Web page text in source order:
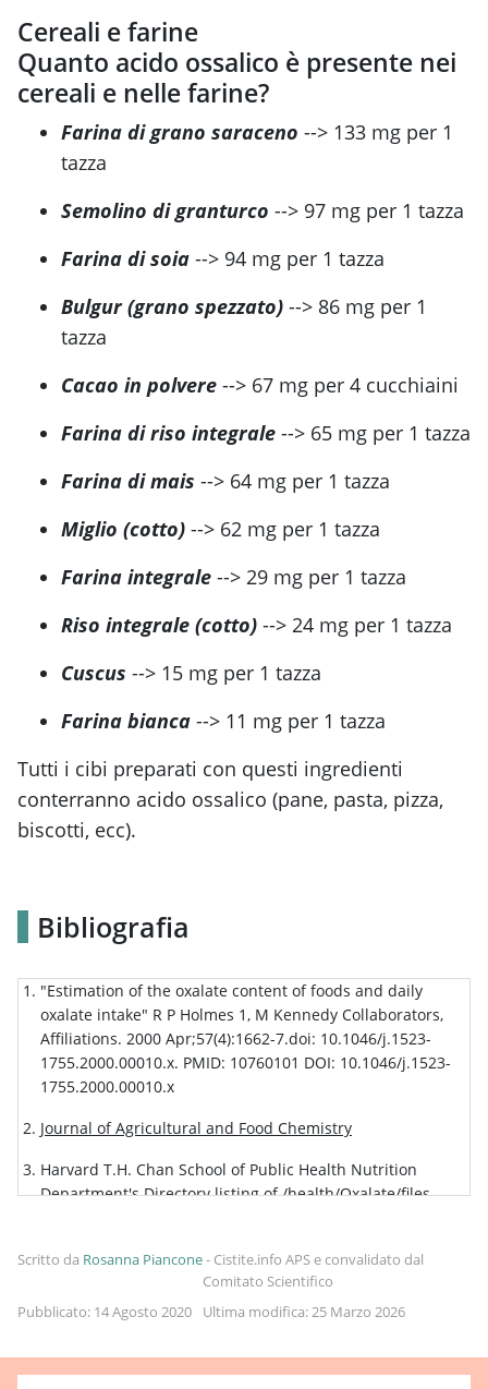
Cereali e farine
Quanto acido ossalico è presente nei
cereali e nelle farine?
Farina di grano saraceno --> 133 mg per 1
tazza
Semolino di granturco --> 97 mg per 1 tazza
Farina di soia --> 94 mg per 1 tazza
Bulgur (grano spezzato) --> 86 mg per 1
tazza
Cacao in polvere --> 67 mg per 4 cucchiaini
Farina di riso integrale --> 65 mg per 1 tazza
Farina di mais --> 64 mg per 1 tazza
Miglio (cotto) --> 62 mg per 1 tazza
Farina integrale --> 29 mg per 1 tazza
Riso integrale (cotto) --> 24 mg per 1 tazza
Cuscus --> 15 mg per 1 tazza
Farina bianca --> 11 mg per 1 tazza
Tutti i cibi preparati con questi ingredienti
conterranno acido ossalico (pane, pasta, pizza,
biscotti, ecc).
Bibliografia
"Estimation of the oxalate content of foods and daily
oxalate intake" R P Holmes 1, M Kennedy Collaborators,
Affiliations. 2000 Apr;57(4):1662-7.doi: 10.1046/j.1523-
1755.2000.00010.x. PMID: 10760101 DOI: 10.1046/j.1523-
1755.2000.00010.x
Journal of Agricultural and Food Chemistry
Harvard T.H. Chan School of Public Health Nutrition
Department's Directory listing of /health/Oxalate/files
content" Weiwen Chai 1 , Michael Liebman Affiliations.
2005 Apr 20;53(8):3027-30. doi: 10.1021/jf048128d. PMID:
15826055 DOI: 10.1021/jf048128d
Scritto da Rosanna Piancone- Cistite.info APS e convalidato dal
Comitato Scientifico
Pubblicato: 14 Agosto 2020
Ultima modifica: 25 Marzo 2026